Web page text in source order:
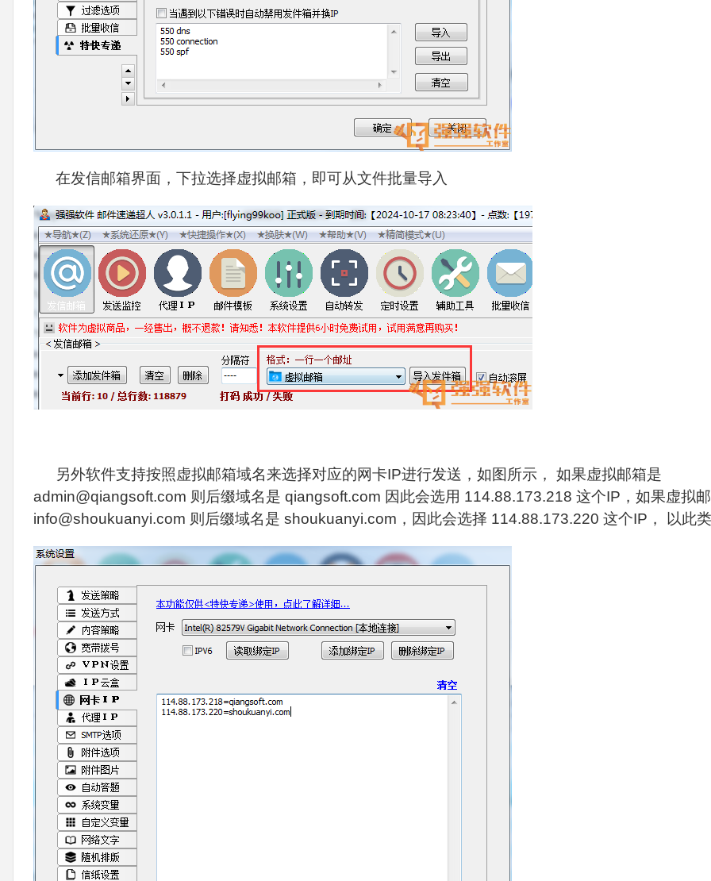
在发信邮箱界面，下拉选择虚拟邮箱，即可从文件批量导入
另外软件支持按照虚拟邮箱域名来选择对应的网卡IP进行发送，如图所示， 如果虚拟邮箱是
admin@qiangsoft.com 则后缀域名是 qiangsoft.com 因此会选用 114.88.173.218 这个IP，如果虚拟
info@shoukuanyi.com 则后缀域名是 shoukuanyi.com，因此会选择 114.88.173.220 这个IP， 以此